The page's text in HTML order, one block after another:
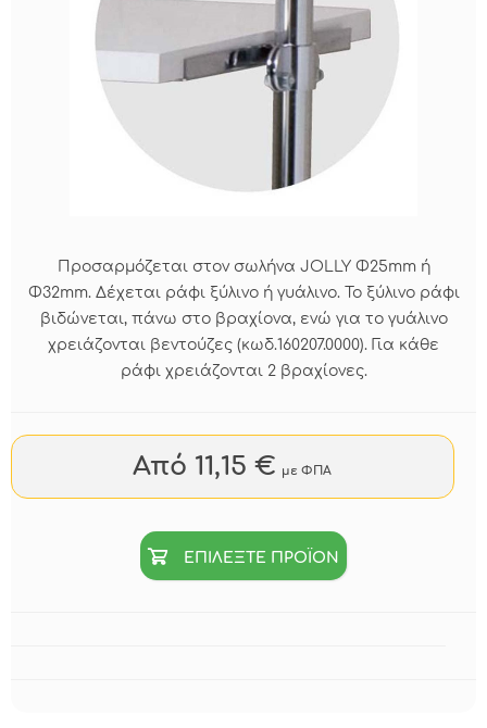
Προσαρμόζεται στον σωλήνα JOLLY Φ25mm ή
Φ32mm. Δέχεται ράφι ξύλινο ή γυάλινο. Το ξύλινο ράφι
βιδώνεται, πάνω στο βραχίονα, ενώ για το γυάλινο
χρειάζονται βεντούζες (κωδ.160207.0000). Για κάθε
ράφι χρειάζονται 2 βραχίονες.
Από 11,15 € με ΦΠΑ
ΕΠΙΛΕΞΤΕ ΠΡΟΪΟΝ